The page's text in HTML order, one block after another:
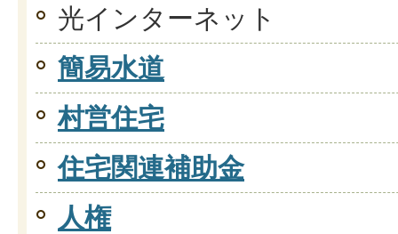
光インターネット
簡易水道
村営住宅
住宅関連補助金
人権